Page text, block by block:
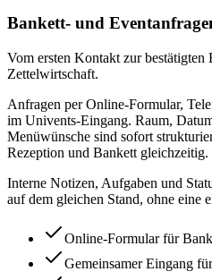
Bankett- und
Vom ersten Kontakt zur bestätigten
Zettelwirtschaft.
Anfragen per Online-Formular,
im Univents-Eingang. Raum,
Menüwünsche sind sofort
Rezeption und Bankett gleichzeitig.
Interne Notizen, Aufgaben und
auf dem gleichen Stand, ohne eine
Online-Formular für
Gemeinsamer Eingang